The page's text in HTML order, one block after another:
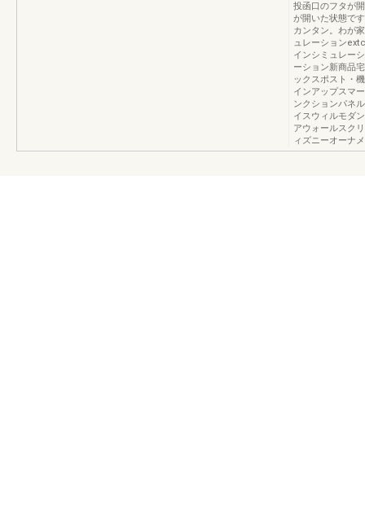
投函口のフタが
が開いた状態で
カンタン。わが
ュレーション
インシミュレー
ーション新商品
ックスポスト・
インアップスマ
ンクションパネ
イスウィルモダ
アウォールスク
ィズニーオーナ